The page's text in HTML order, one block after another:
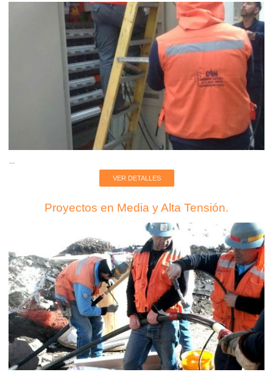
VER DETALLES
Proyectos en Media y Alta Tensión.